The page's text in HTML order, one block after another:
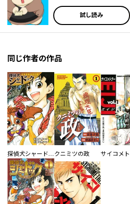
試し読み
同じ作者の作品
探偵犬シャードック（新装版） クニミツの政